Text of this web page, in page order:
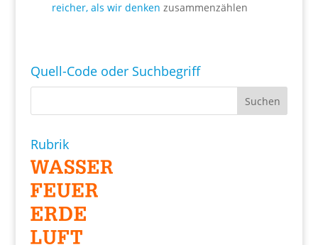
reicher, als wir denken zusammenzählen
Quell-Code oder Suchbegriff
Rubrik